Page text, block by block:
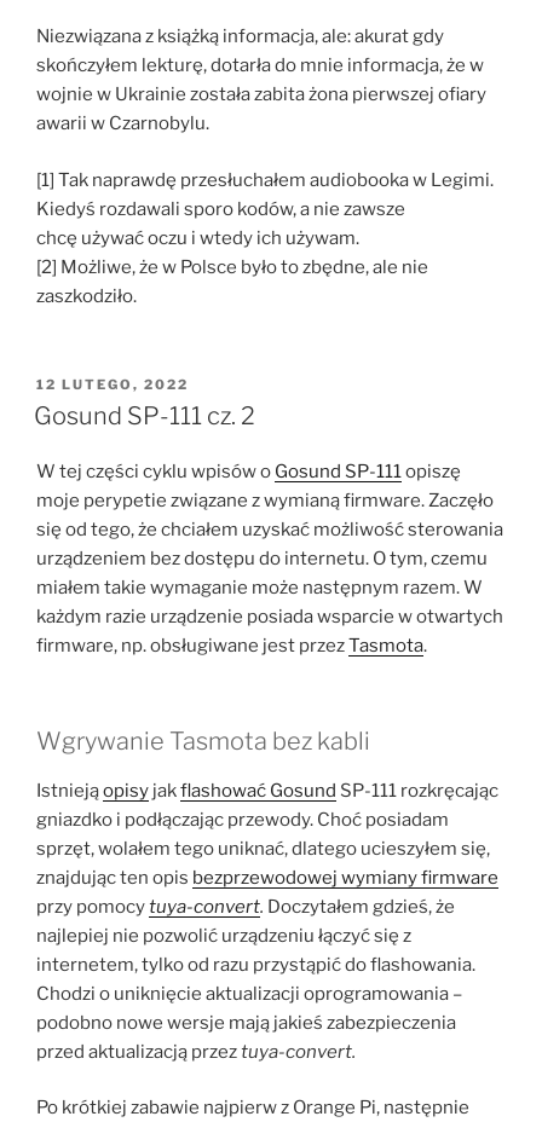
Niezwiązana z książką informacja, ale: akurat gdy
skończyłem lekturę, dotarła do mnie informacja, że w
wojnie w Ukrainie została zabita żona pierwszej ofiary
awarii w Czarnobylu.
[1] Tak naprawdę przesłuchałem audiobooka w Legimi.
Kiedyś rozdawali sporo kodów, a nie zawsze
chcę używać oczu i wtedy ich używam.
[2] Możliwe, że w Polsce było to zbędne, ale nie
zaszkodziło.
OPUBLIKOWANE
W
12 LUTEGO, 2022
Gosund SP-111 cz. 2
W tej części cyklu wpisów o Gosund SP-111opiszę
moje perypetie związane z wymianą firmware. Zaczęło
się od tego, że chciałem uzyskać możliwość sterowania
urządzeniem bez dostępu do internetu. O tym, czemu
miałem takie wymaganie może następnym razem. W
każdym razie urządzenie posiada wsparcie w otwartych
firmware, np. obsługiwane jest przezTasmota.
Wgrywanie Tasmota bez kabli
Istniejąopisy jakflashować Gosund SP-111 rozkręcając
gniazdko i podłączając przewody. Choć posiadam
sprzęt, wolałem tego uniknać, dlatego ucieszyłem się,
znajdując ten opis bezprzewodowej wymiany firmware
przy pomocytuya-convert. Doczytałem gdzieś, że
najlepiej nie pozwolić urządzeniu łączyć się z
internetem, tylko od razu przystąpić do flashowania.
Chodzi o uniknięcie aktualizacji oprogramowania –
podobno nowe wersje mają jakieś zabezpieczenia
przed aktualizacją przeztuya-convert.
Po krótkiej zabawie najpierw z Orange Pi, następnie